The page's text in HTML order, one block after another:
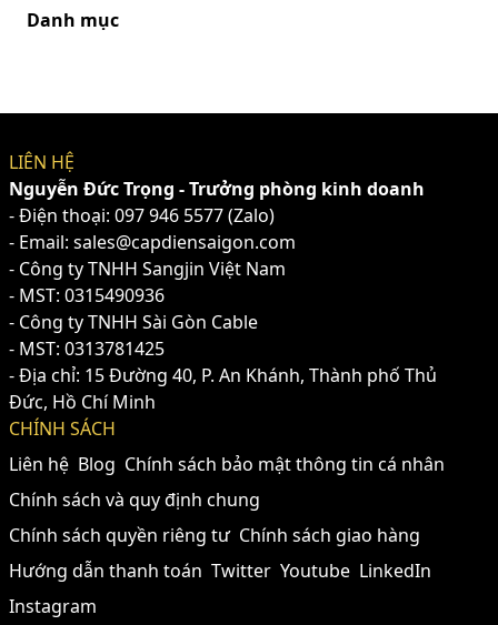
Danh mục
LIÊN HỆ
Nguyễn Đức Trọng - Trưởng phòng kinh doanh
- Điện thoại: 097 946 5577(Zalo)
- Email: sales@capdiensaigon.com
- Công ty TNHH Sangjin Việt Nam
- MST: 0315490936
- Công ty TNHH Sài Gòn Cable
- MST: 0313781425
- Địa chỉ: 15 Đường 40, P. An Khánh, Thành phố Thủ
Đức, Hồ Chí Minh
CHÍNH SÁCH
Liên hệ Blog Chính sách bảo mật thông tin cá nhân
Chính sách và quy định chung
Chính sách quyền riêng tư Chính sách giao hàng
Hướng dẫn thanh toán Twitter Youtube LinkedIn
Instagram